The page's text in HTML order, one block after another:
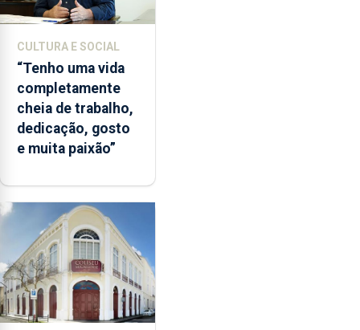
CULTURA E SOCIAL
“Tenho uma vida
completamente
cheia de trabalho,
dedicação, gosto
e muita paixão”